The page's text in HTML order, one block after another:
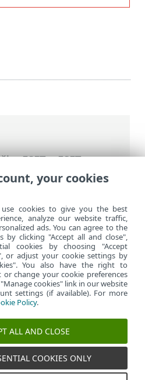
ESET>ESET
>Uporaba programa
>Nastavitve
ESET
your cookies
cookies to give you the best
analyze our website traffic,
ads. You can agree to the
by clicking "Accept all and close",
cookies by choosing "Accept
or adjust your cookie settings by
You also have the right to
change your cookie preferences
cookies" link in our website
settings (if available). For more
Policy.
ALL AND CLOSE
COOKIES ONLY